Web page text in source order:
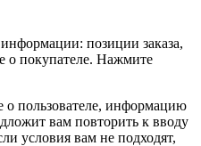
позиции заказа,
о покупателе. Нажмите
пользователе, информацию
вам повторить к вводу
условия вам не подходят,